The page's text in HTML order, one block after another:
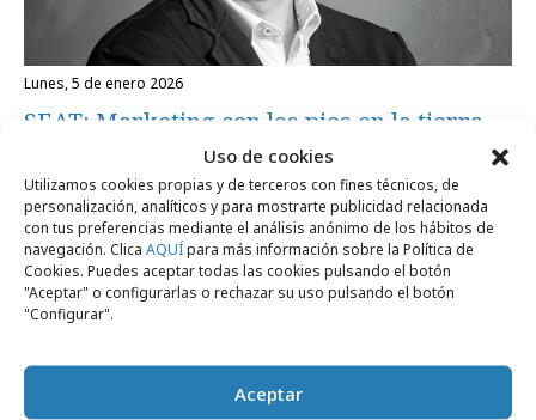
Uso de cookies
Utilizamos cookies propias y de terceros con fines técnicos, de
personalización, analíticos y para mostrarte publicidad relacionada
con tus preferencias mediante el análisis anónimo de los hábitos de
navegación. Clica AQUÍpara más información sobre la Política de
Cookies. Puedes aceptar todas las cookies pulsando el botón
"Aceptar" o configurarlas o rechazar su uso pulsando el botón
"Configurar".
Aceptar
lunes, 5 de enero 2026
SEAT: Marketing con los pies en la tierra
Campañas